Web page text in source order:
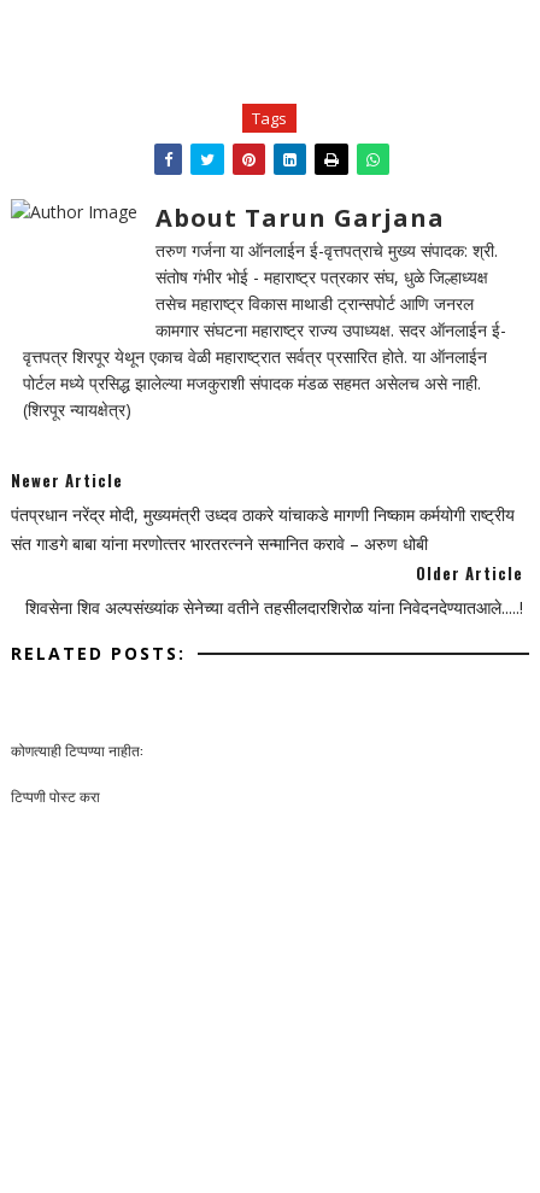
Tags
About Tarun Garjana
तरुण गर्जना या ऑनलाईन ई-वृत्तपत्राचे मुख्य संपादक: श्री.
संतोष गंभीर भोई - महाराष्ट्र पत्रकार संघ, धुळे जिल्हाध्यक्ष
तसेच महाराष्ट्र विकास माथाडी ट्रान्सपोर्ट आणि जनरल
कामगार संघटना महाराष्ट्र राज्य उपाध्यक्ष. सदर ऑनलाईन ई-
वृत्तपत्र शिरपूर येथून एकाच वेळी महाराष्ट्रात सर्वत्र प्रसारित होते. या ऑनलाईन
पोर्टल मध्ये प्रसिद्ध झालेल्या मजकुराशी संपादक मंडळ सहमत असेलच असे नाही.
(शिरपूर न्यायक्षेत्र)
Newer Article
पंतप्रधान नरेंद्र मोदी, मुख्यमंत्री उध्दव ठाकरे यांचाकडे मागणी निष्काम कर्मयोगी राष्ट्रीय
संत गाडगे बाबा यांना मरणोत्‍तर भारतरत्‍नने सन्‍मानित करावे – अरुण धोबी
Older Article
शिवसेना शिव अल्पसंख्यांक सेनेच्या वतीने तहसीलदारशिरोळ यांना निवेदनदेण्यातआले.....!
RELATED POSTS:
कोणत्याही टिप्पण्‍या नाहीत:
टिप्पणी पोस्ट करा